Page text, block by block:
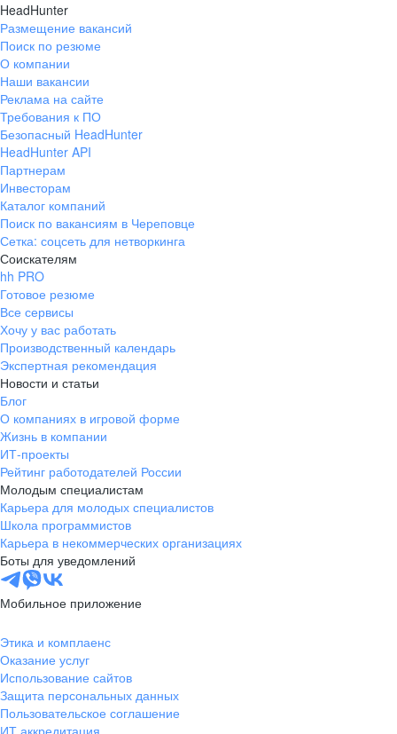
HeadHunter
Размещение вакансий
Поиск по резюме
О компании
Наши вакансии
Реклама на сайте
Требования к ПО
Безопасный HeadHunter
HeadHunter API
Партнерам
Инвесторам
Каталог компаний
Поиск по вакансиям в Череповце
Сетка: соцсеть для нетворкинга
Соискателям
hh PRO
Готовое резюме
Все сервисы
Хочу у вас работать
Производственный календарь
Экспертная рекомендация
Новости и статьи
Блог
О компаниях в игровой форме
Жизнь в компании
ИТ-проекты
Рейтинг работодателей России
Молодым специалистам
Карьера для молодых специалистов
Школа программистов
Карьера в некоммерческих организациях
Боты для уведомлений
Мобильное приложение
Этика и комплаенс
Оказание услуг
Использование сайтов
Защита персональных данных
Пользовательское соглашение